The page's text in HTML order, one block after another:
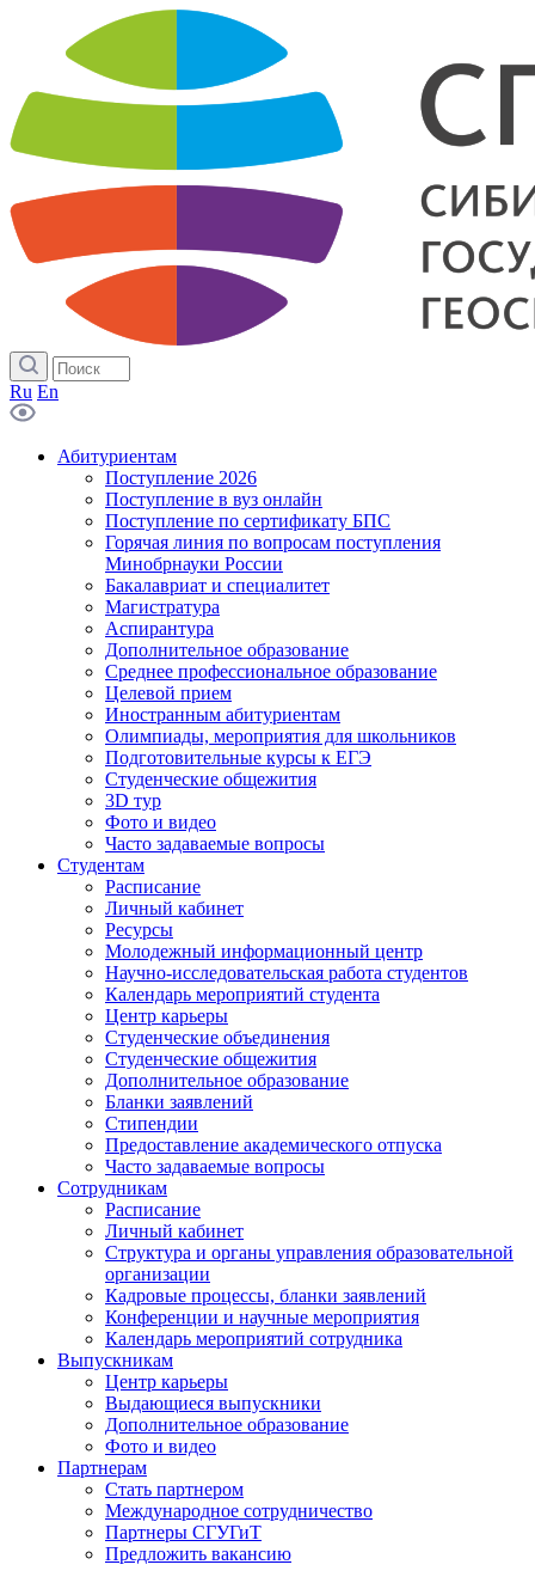
Ru En
Абитуриентам
Поступление 2026
Поступление в вуз онлайн
Поступление по сертификату БПС
Горячая линия по вопросам поступления
Минобрнауки России
Бакалавриат и специалитет
Магистратура
Аспирантура
Дополнительное образование
Среднее профессиональное образование
Целевой прием
Иностранным абитуриентам
Олимпиады, мероприятия для школьников
Подготовительные курсы к ЕГЭ
Студенческие общежития
3D тур
Фото и видео
Часто задаваемые вопросы
Студентам
Расписание
Личный кабинет
Ресурсы
Молодежный информационный центр
Научно-исследовательская работа студентов
Календарь мероприятий студента
Центр карьеры
Студенческие объединения
Студенческие общежития
Дополнительное образование
Бланки заявлений
Стипендии
Предоставление академического отпуска
Часто задаваемые вопросы
Сотрудникам
Расписание
Личный кабинет
Структура и органы управления образовательной
организации
Кадровые процессы, бланки заявлений
Конференции и научные мероприятия
Календарь мероприятий сотрудника
Выпускникам
Центр карьеры
Выдающиеся выпускники
Дополнительное образование
Фото и видео
Партнерам
Стать партнером
Международное сотрудничество
Партнеры СГУГиТ
Предложить вакансию